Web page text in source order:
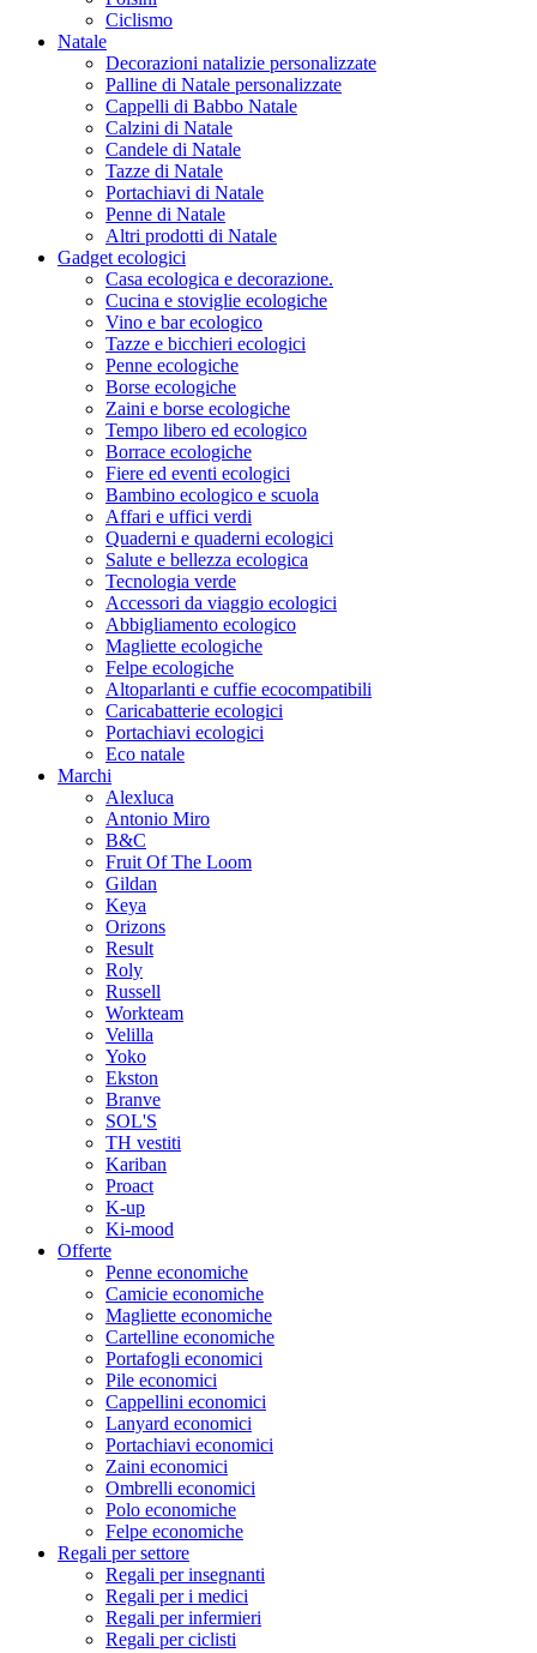
Ciclismo
Natale
Decorazioni natalizie personalizzate
Palline di Natale personalizzate
Cappelli di Babbo Natale
Calzini di Natale
Candele di Natale
Tazze di Natale
Portachiavi di Natale
Penne di Natale
Altri prodotti di Natale
Gadget ecologici
Casa ecologica e decorazione.
Cucina e stoviglie ecologiche
Vino e bar ecologico
Tazze e bicchieri ecologici
Penne ecologiche
Borse ecologiche
Zaini e borse ecologiche
Tempo libero ed ecologico
Borrace ecologiche
Fiere ed eventi ecologici
Bambino ecologico e scuola
Affari e uffici verdi
Quaderni e quaderni ecologici
Salute e bellezza ecologica
Tecnologia verde
Accessori da viaggio ecologici
Abbigliamento ecologico
Magliette ecologiche
Felpe ecologiche
Altoparlanti e cuffie ecocompatibili
Caricabatterie ecologici
Portachiavi ecologici
Eco natale
Marchi
Alexluca
Antonio Miro
B&C
Fruit Of The Loom
Gildan
Keya
Orizons
Result
Roly
Russell
Workteam
Velilla
Yoko
Ekston
Branve
SOL'S
TH vestiti
Kariban
Proact
K-up
Ki-mood
Offerte
Penne economiche
Camicie economiche
Magliette economiche
Cartelline economiche
Portafogli economici
Pile economici
Cappellini economici
Lanyard economici
Portachiavi economici
Zaini economici
Ombrelli economici
Polo economiche
Felpe economiche
Regali per settore
Regali per insegnanti
Regali per i medici
Regali per infermieri
Regali per ciclisti